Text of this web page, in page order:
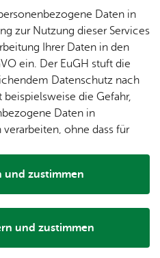
Ein­
rich­
tun­
gen
& Ver­an­stal­ter
die­sem Ort
Daten in
zur Nutzung dieser Services
Ihrer Daten in den
ein. Der EuGH stuft die
Datenschutz nach
beispielsweise die Gefahr,
Daten in
ohne dass für
und zustimmen
und zustimmen